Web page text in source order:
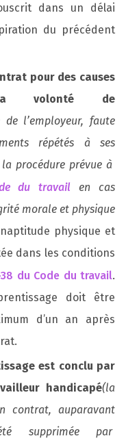
dans un délai
du précédent
pour des causes
la volonté de
de l’employeur, faute
répétés à ses
procédure prévue à
du travail en cas
morale et physique
physique et
dans les conditions
du Code du travail.
doit être
d’un an après
est conclu par
handicapé(la
contrat, auparavant
par